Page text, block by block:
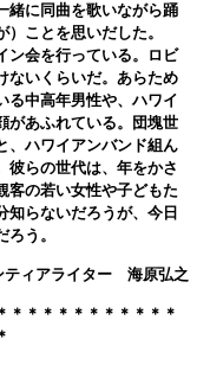
緒に同曲を歌いながら踊
）ことを思いだした。
ン会を行っている。ロビ
ないくらいだ。あらため
る中高年男性や、ハワイ
があふれている。団塊世
、ハワイアンバンド組ん
彼らの世代は、年をかさ
客の若い女性や子どもた
知らないだろうが、今日
ろう。
ティアライター 海原弘之
＊＊＊＊＊＊＊＊＊＊＊